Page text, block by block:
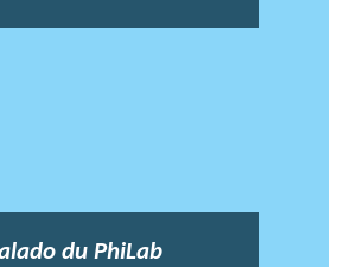
du PhiLab